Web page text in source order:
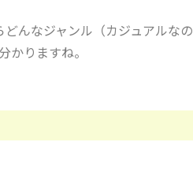
んなジャンル（カジュアルなの
かりますね。